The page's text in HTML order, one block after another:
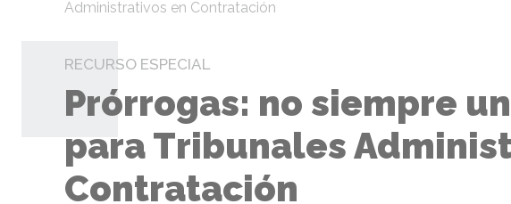
RECURSO ESPECIAL
Prórrogas: no siempre
para Tribunales
Contratación